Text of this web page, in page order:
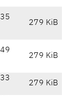
279 KiB
279 KiB
279 KiB